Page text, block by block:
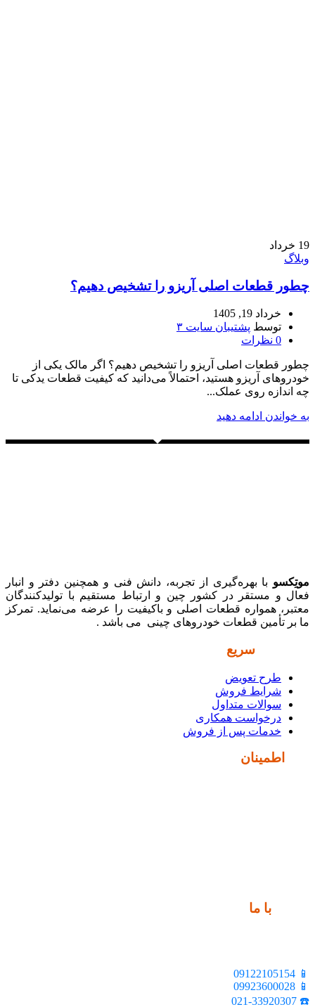
19 خرداد
وبلاگ
چطور قطعات اصلی آریزو را تشخیص دهیم؟
خرداد 19, 1405
توسط پشتیبان سایت ۳
0 نظرات
چطور قطعات اصلی آریزو را تشخیص دهیم؟ اگر مالک یکی از
خودروهای آریزو هستید، احتمالاً می‌دانید که کیفیت قطعات یدکی تا
چه اندازه روی عملک...
به خواندن ادامه دهید
موتِکسو با بهره‌گیری از تجربه، دانش فنی و همچنین دفتر و انبار
فعال و مستقر در کشور چین و ارتباط مستقیم با تولیدکنندگان
معتبر، همواره قطعات اصلی و باکیفیت را عرضه می‌نماید. تمرکز
ما بر تأمین قطعات خودروهای چینی می باشد .
سریع
طرح تعویض
شرایط فروش
سوالات متداول
درخواست همکاری
خدمات پس از فروش
اطمینان
با ما
📱 09122105154
📱 09923600028
☎️ 021-33920307